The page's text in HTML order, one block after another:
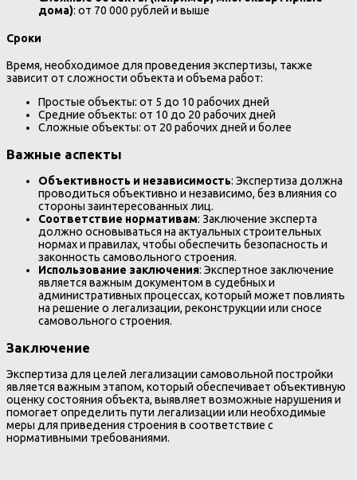
дома): от 70 000 рублей и выше
Сроки
Время, необходимое для проведения экспертизы, также
зависит от сложности объекта и объема работ:
Простые объекты: от 5 до 10 рабочих дней
Средние объекты: от 10 до 20 рабочих дней
Сложные объекты: от 20 рабочих дней и более
Важные аспекты
Объективность и независимость: Экспертиза должна
проводиться объективно и независимо, без влияния со
стороны заинтересованных лиц.
Соответствие нормативам: Заключение эксперта
должно основываться на актуальных строительных
нормах и правилах, чтобы обеспечить безопасность и
законность самовольного строения.
Использование заключения: Экспертное заключение
является важным документом в судебных и
административных процессах, который может повлиять
на решение о легализации, реконструкции или сносе
самовольного строения.
Заключение
Экспертиза для целей легализации самовольной постройки
является важным этапом, который обеспечивает объективную
оценку состояния объекта, выявляет возможные нарушения и
помогает определить пути легализации или необходимые
меры для приведения строения в соответствие с
нормативными требованиями.